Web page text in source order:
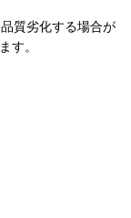
質劣化する場合が
す。